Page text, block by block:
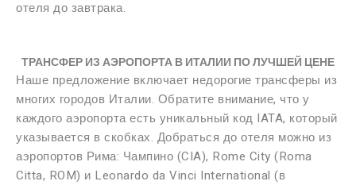
отеля до завтрака.
ТРАНСФЕР ИЗ АЭРОПОРТА В ИТАЛИИ ПО ЛУЧШЕЙ ЦЕНЕ
Наше предложение включает недорогие трансферы из
многих городов Италии. Обратите внимание, что у
каждого аэропорта есть уникальный код IATA, который
указывается в скобках. Добраться до отеля можно из
аэропортов Рима: Чампино (CIA), Rome City (Roma
Citta, ROM) и Leonardo da Vinci International (в